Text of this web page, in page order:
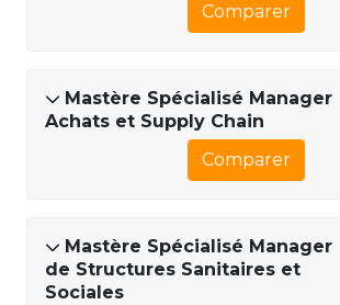
Comparer
Mastère Spécialisé Manager
Achats et Supply Chain
Comparer
Mastère Spécialisé Manager
de Structures Sanitaires et
Sociales